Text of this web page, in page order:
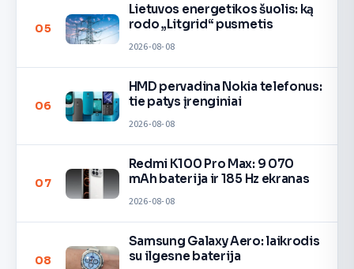
05
Lietuvos energetikos šuolis: ką
rodo „Litgrid“ pusmetis
2026-08-08
06
HMD pervadina Nokia telefonus:
tie patys įrenginiai
2026-08-08
07
Redmi K100 Pro Max: 9 070
mAh baterija ir 185 Hz ekranas
2026-08-08
08
Samsung Galaxy Aero: laikrodis
su ilgesne baterija